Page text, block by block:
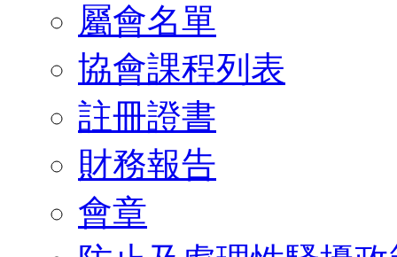
屬會名單
協會課程列表
註冊證書
財務報告
會章